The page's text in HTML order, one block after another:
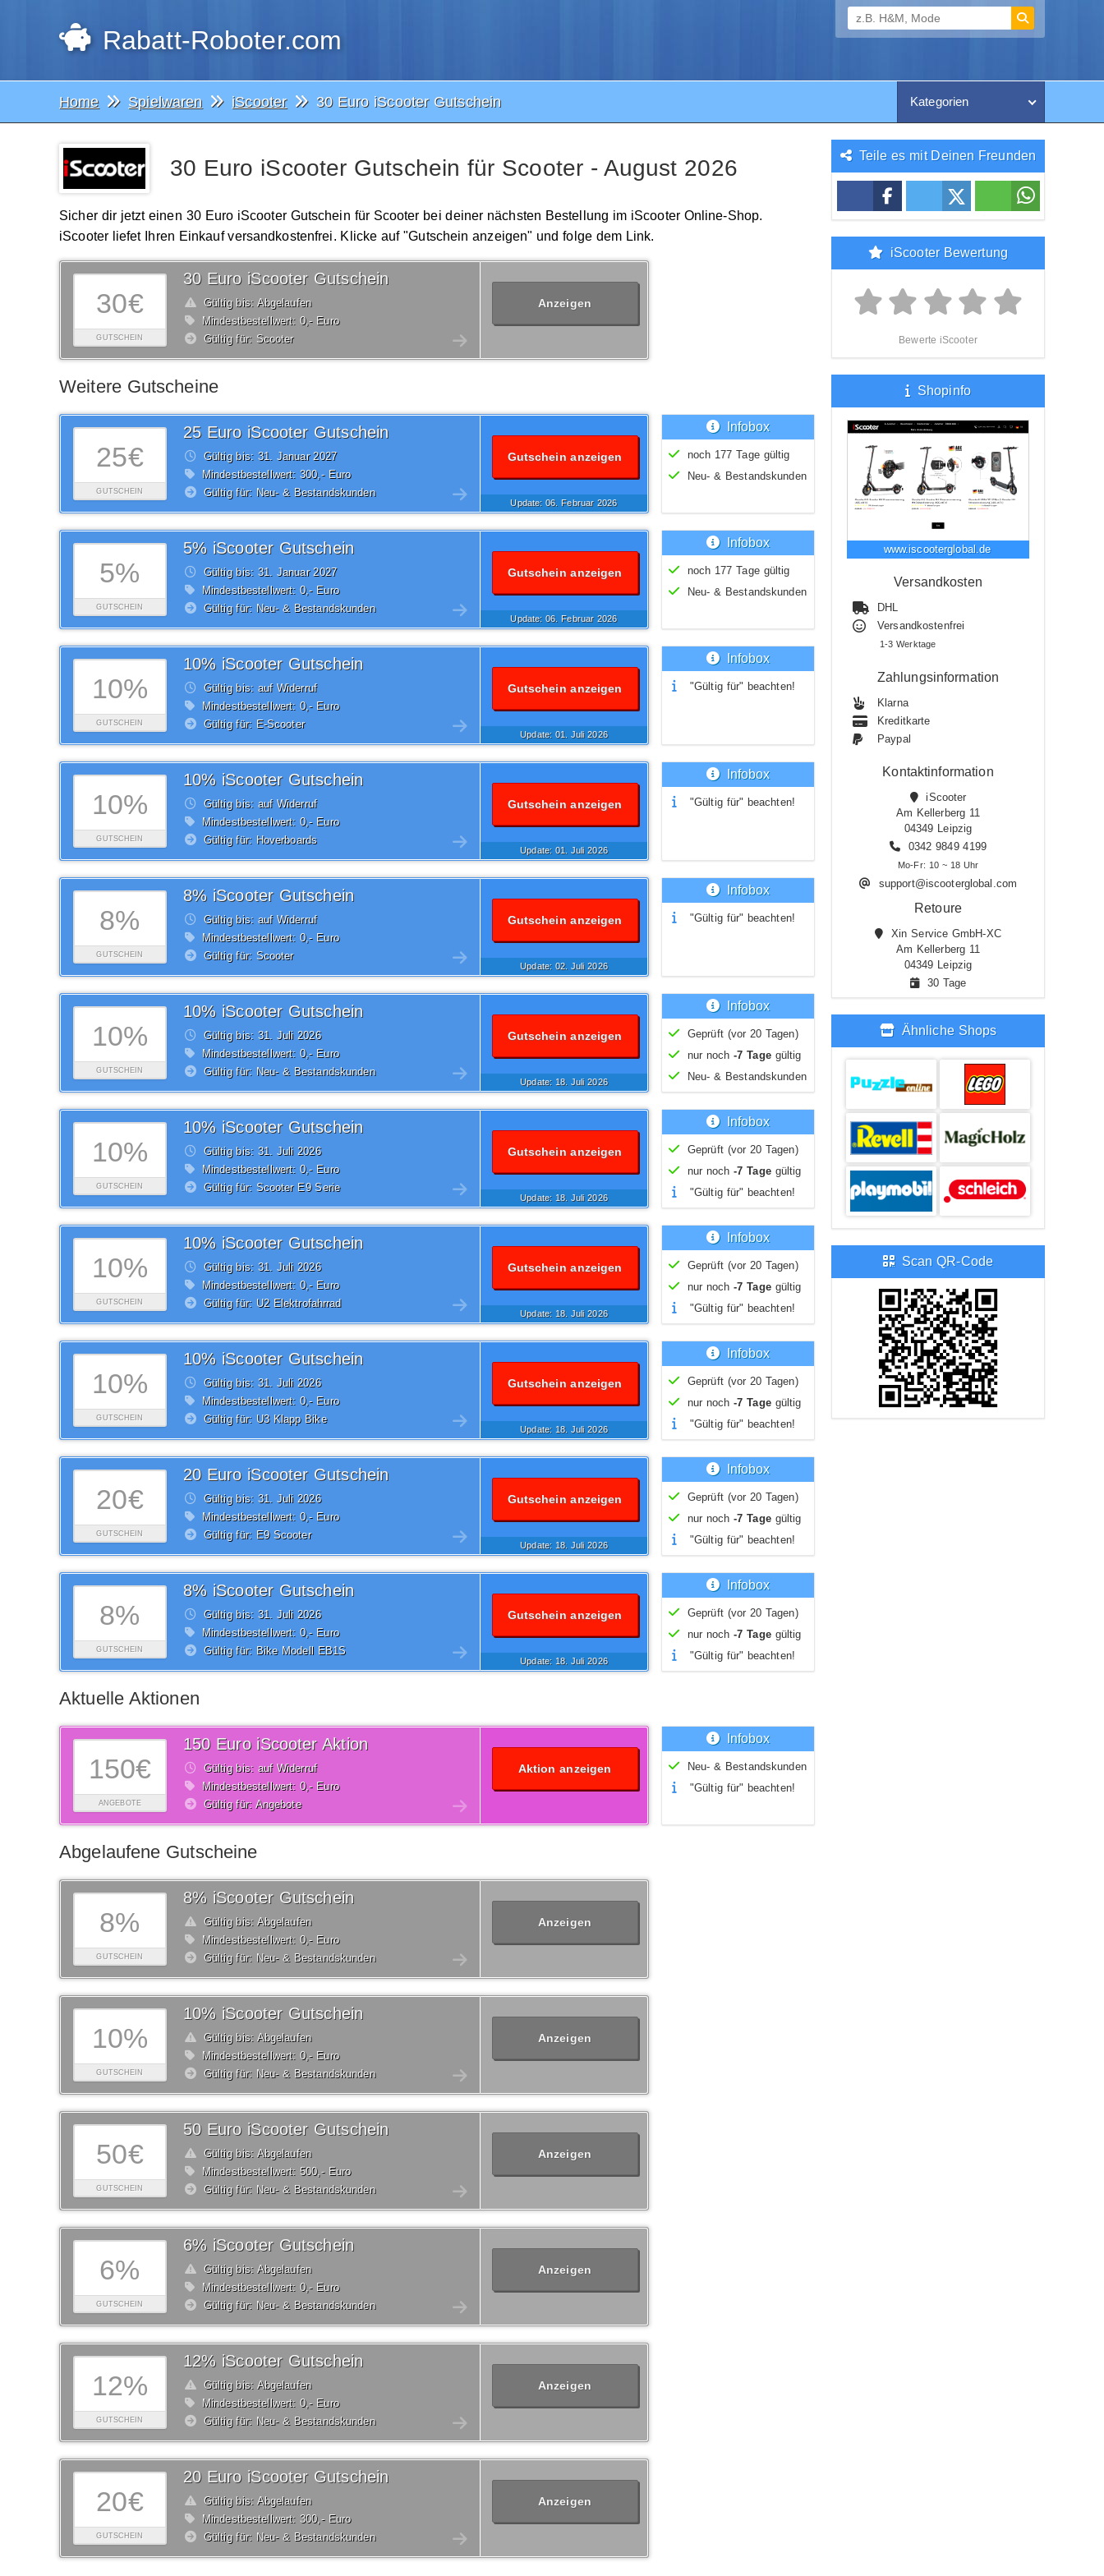
Rabatt-Roboter.com
Home Spielwaren iScooter 30 Euro iScooter Gutschein Kategorien
30 Euro iScooter Gutschein für Scooter - August 2026
Sicher dir jetzt einen 30 Euro iScooter Gutschein für Scooter bei deiner nächsten Bestellung im iScooter Online-Shop.
iScooter liefet Ihren Einkauf versandkostenfrei. Klicke auf "Gutschein anzeigen" und folge dem Link.
30€
GUTSCHEIN
30 Euro iScooter Gutschein
Gültig bis: Abgelaufen
Mindestbestellwert: 0,- Euro
Gültig für: Scooter
Anzeigen
Weitere Gutscheine
25€
GUTSCHEIN
25 Euro iScooter Gutschein
Gültig bis: 31. Januar2027
Mindestbestellwert: 300,- Euro
Gültig für: Neu- & Bestandskunden
Gutschein anzeigen
Update: 06. Februar2026
Infobox
noch 177 Tage gültig
Neu- & Bestandskunden
5%
GUTSCHEIN
5% iScooter Gutschein
Gültig bis: 31. Januar2027
Mindestbestellwert: 0,- Euro
Gültig für: Neu- & Bestandskunden
Gutschein anzeigen
Update: 06. Februar2026
Infobox
noch 177 Tage gültig
Neu- & Bestandskunden
10%
GUTSCHEIN
10% iScooter Gutschein
Gültig bis: auf Widerruf
Mindestbestellwert: 0,- Euro
Gültig für: E-Scooter
Gutschein anzeigen
Update: 01.Juli2026
Infobox
"Gültig für" beachten!
10%
GUTSCHEIN
10% iScooter Gutschein
Gültig bis: auf Widerruf
Mindestbestellwert: 0,- Euro
Gültig für: Hoverboards
Gutschein anzeigen
Update: 01.Juli2026
Infobox
"Gültig für" beachten!
8%
GUTSCHEIN
8% iScooter Gutschein
Gültig bis: auf Widerruf
Mindestbestellwert: 0,- Euro
Gültig für: Scooter
Gutschein anzeigen
Update: 02.Juli2026
Infobox
"Gültig für" beachten!
10%
GUTSCHEIN
10% iScooter Gutschein
Gültig bis: 31. Juli 2026
Mindestbestellwert: 0,- Euro
Gültig für: Neu- & Bestandskunden
Gutschein anzeigen
Update: 18.Juli2026
Infobox
Geprüft (vor 20 Tagen)
nur noch-7 Tagegültig
Neu- & Bestandskunden
10%
GUTSCHEIN
10% iScooter Gutschein
Gültig bis: 31. Juli 2026
Mindestbestellwert: 0,- Euro
Gültig für: Scooter E9 Serie
Gutschein anzeigen
Update: 18.Juli2026
Infobox
Geprüft (vor 20 Tagen)
nur noch-7 Tagegültig
"Gültig für" beachten!
10%
GUTSCHEIN
10% iScooter Gutschein
Gültig bis: 31. Juli 2026
Mindestbestellwert: 0,- Euro
Gültig für: U2 Elektrofahrrad
Gutschein anzeigen
Update: 18.Juli2026
Infobox
Geprüft (vor 20 Tagen)
nur noch-7 Tagegültig
"Gültig für" beachten!
10%
GUTSCHEIN
10% iScooter Gutschein
Gültig bis: 31. Juli 2026
Mindestbestellwert: 0,- Euro
Gültig für: U3 Klapp Bike
Gutschein anzeigen
Update: 18.Juli2026
Infobox
Geprüft (vor 20 Tagen)
nur noch-7 Tagegültig
"Gültig für" beachten!
20€
GUTSCHEIN
20 Euro iScooter Gutschein
Gültig bis: 31. Juli 2026
Mindestbestellwert: 0,- Euro
Gültig für: E9 Scooter
Gutschein anzeigen
Update: 18.Juli2026
Infobox
Geprüft (vor 20 Tagen)
nur noch-7 Tagegültig
"Gültig für" beachten!
8%
GUTSCHEIN
8% iScooter Gutschein
Gültig bis: 31. Juli 2026
Mindestbestellwert: 0,- Euro
Gültig für: Bike Modell EB1S
Gutschein anzeigen
Update: 18.Juli2026
Infobox
Geprüft (vor 20 Tagen)
nur noch-7 Tagegültig
"Gültig für" beachten!
Aktuelle Aktionen
150€
ANGEBOTE
150 Euro iScooter Aktion
Gültig bis: auf Widerruf
Mindestbestellwert: 0,- Euro
Gültig für: Angebote
Aktion anzeigen
Infobox
Neu- & Bestandskunden
"Gültig für" beachten!
Abgelaufene Gutscheine
8%
GUTSCHEIN
8% iScooter Gutschein
Gültig bis: Abgelaufen
Mindestbestellwert: 0,- Euro
Gültig für: Neu- & Bestandskunden
Anzeigen
10%
GUTSCHEIN
10% iScooter Gutschein
Gültig bis: Abgelaufen
Mindestbestellwert: 0,- Euro
Gültig für: Neu- & Bestandskunden
Anzeigen
50€
GUTSCHEIN
50 Euro iScooter Gutschein
Gültig bis: Abgelaufen
Mindestbestellwert: 500,- Euro
Gültig für: Neu- & Bestandskunden
Anzeigen
6%
GUTSCHEIN
6% iScooter Gutschein
Gültig bis: Abgelaufen
Mindestbestellwert: 0,- Euro
Gültig für: Neu- & Bestandskunden
Anzeigen
12%
GUTSCHEIN
12% iScooter Gutschein
Gültig bis: Abgelaufen
Mindestbestellwert: 0,- Euro
Gültig für: Neu- & Bestandskunden
Anzeigen
20€
GUTSCHEIN
20 Euro iScooter Gutschein
Gültig bis: Abgelaufen
Mindestbestellwert: 300,- Euro
Gültig für: Neu- & Bestandskunden
Anzeigen
Teile es mit Deinen Freunden
iScooter Bewertung
Bewerte iScooter
Shopinfo
www.iscooterglobal.de
Versandkosten
DHL
Versandkostenfrei
1-3 Werktage
Zahlungsinformation
Klarna
Kreditkarte
Paypal
Kontaktinformation
iScooter
Am Kellerberg 11
04349 Leipzig
0342 9849 4199
Mo-Fr: 10 ~ 18 Uhr
support@iscooterglobal.com
Retoure
Xin Service GmbH-XC
Am Kellerberg 11
04349 Leipzig
30 Tage
Ähnliche Shops
Scan QR-Code